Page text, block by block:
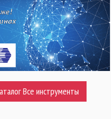
Все инструменты